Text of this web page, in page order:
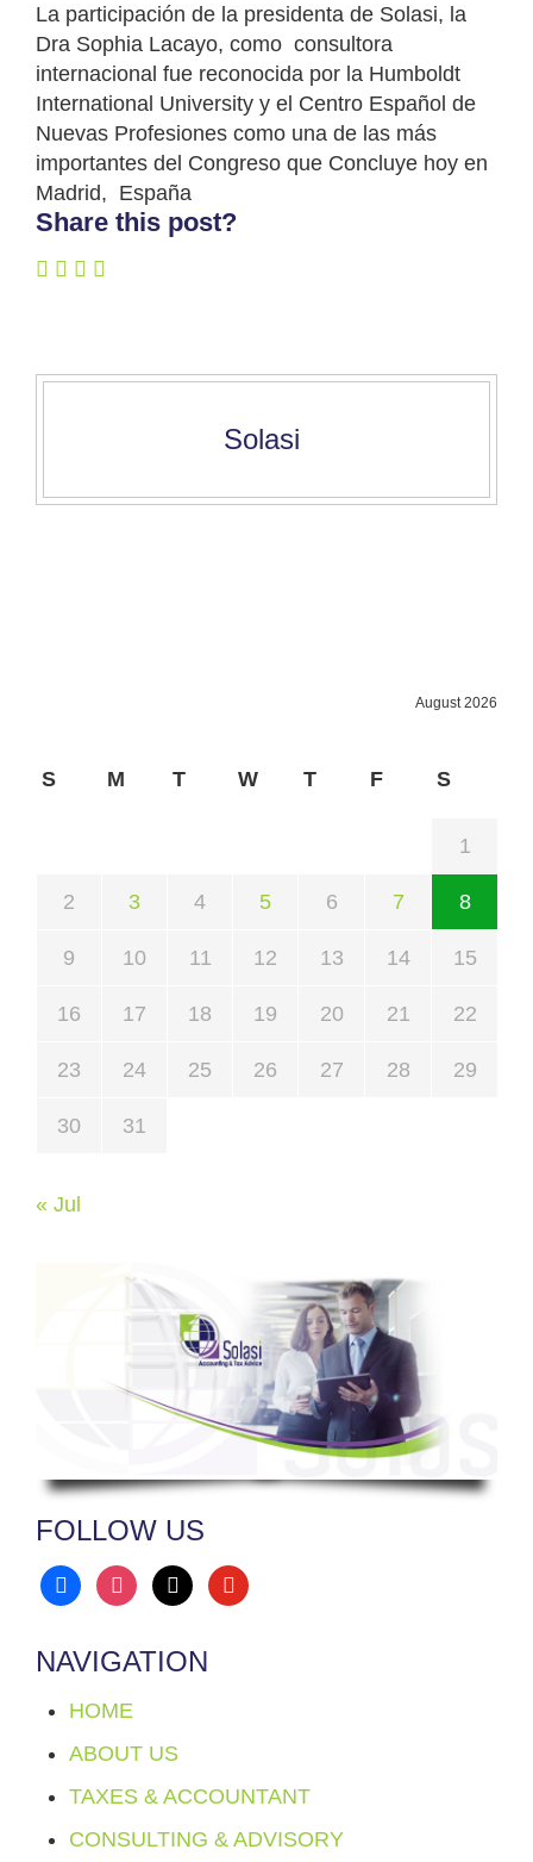
La participación de la presidenta de Solasi, la
Dra Sophia Lacayo, como consultora
internacional fue reconocida por la Humboldt
International University y el Centro Español de
Nuevas Profesiones como una de las más
importantes del Congreso que Concluye hoy en
Madrid, España
Share this post?
Solasi
August 2026
S M T W T F S
1
2 3 4 5 6 7 8
9 10 11 12 13 14 15
16 17 18 19 20 21 22
23 24 25 26 27 28 29
30 31
« Jul
FOLLOW US
facebookinstagram
x youtube
NAVIGATION
HOME
ABOUT US
TAXES & ACCOUNTANT
CONSULTING & ADVISORY